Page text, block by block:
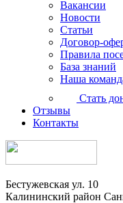
Вакансии
Новости
Статьи
Договор-
Правила
База знаний
Наша
Стать
Отзывы
Контакты
Бестужевская ул. 10
Калининский район